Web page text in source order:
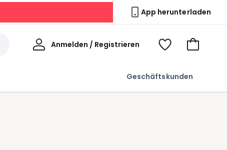
App herunterladen
Geschäftskunden
Anmelden / Registrieren
Willkommen
Voir
Zum